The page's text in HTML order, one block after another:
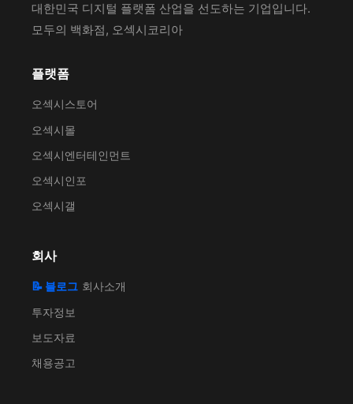
대한민국 디지털 플랫폼 산업을 선도하는 기업입니다.
모두의 백화점, 오섹시코리아
플랫폼
오섹시스토어
오섹시몰
오섹시엔터테인먼트
오섹시인포
오섹시갤
회사
📝 블로그 회사소개
투자정보
보도자료
채용공고